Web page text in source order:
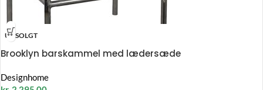
UDSOLGT
Brooklyn barskammel med lædersæde
Designhome